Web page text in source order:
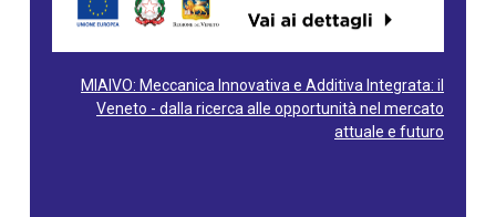
MIAIVO: Meccanica Innovativa e Additiva Integrata: il
Veneto - dalla ricerca alle opportunità nel mercato
attuale e futuro